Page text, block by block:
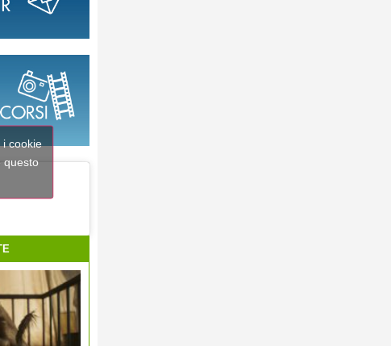
i cookie
questo